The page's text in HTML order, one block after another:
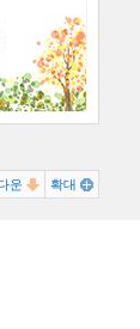
운 확대